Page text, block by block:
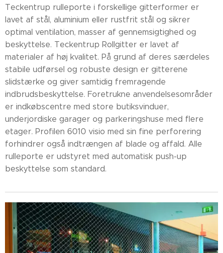
Teckentrup rulleporte i forskellige gitterformer er
lavet af stål, aluminium eller rustfrit stål og sikrer
optimal ventilation, masser af gennemsigtighed og
beskyttelse. Teckentrup Rollgitter er lavet af
materialer af høj kvalitet. På grund af deres særdeles
stabile udførsel og robuste design er gitterene
slidstærke og giver samtidig fremragende
indbrudsbeskyttelse. Foretrukne anvendelsesområder
er indkøbscentre med store butiksvinduer,
underjordiske garager og parkeringshuse med flere
etager. Profilen 6010 visio med sin fine perforering
forhindrer også indtrængen af ​​blade og affald. Alle
rulleporte er udstyret med automatisk push-up
beskyttelse som standard.